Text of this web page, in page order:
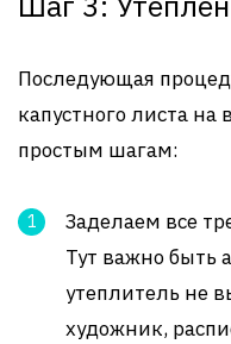
Последующая
капустного листа
простым шагам:
Заделаем все
Тут важно быть
утеплитель не
художник,